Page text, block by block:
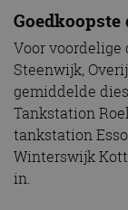
Goedkoopste
Voor voordelige
Steenwijk,
gemiddelde
Tankstation
tankstation
Winterswijk
in.